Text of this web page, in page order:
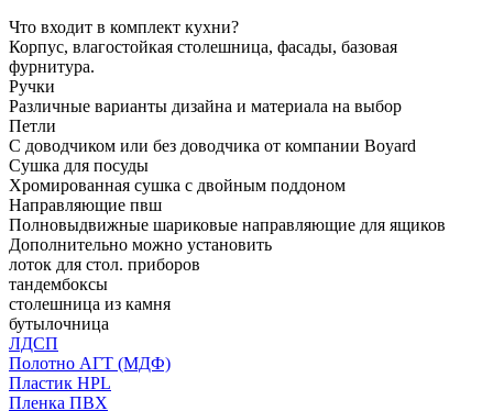
Что входит в комплект кухни?
Корпус, влагостойкая столешница, фасады, базовая
фурнитура.
Ручки
Различные варианты дизайна и материала на выбор
Петли
С доводчиком или без доводчика от компании Boyard
Сушка для посуды
Хромированная сушка с двойным поддоном
Направляющие пвш
Полновыдвижные шариковые направляющие для ящиков
Дополнительно можно установить
лоток для стол. приборов
тандембоксы
столешница из камня
бутылочница
ЛДСП
Полотно АГТ (МДФ)
Пластик HPL
Пленка ПВХ